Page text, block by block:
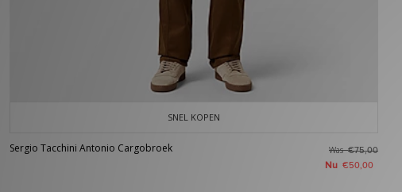
SNEL KOPEN
Sergio Tacchini Antonio Cargobroek Was€75,00
Nu €50,00